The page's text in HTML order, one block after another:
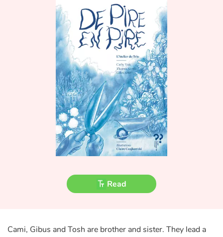
Tales and classics in french
Fable, myth, literature and poetry
Princesses and princes, kings, queens and dragons
Heroines and Heroes Read
Cami, Gibus and Tosh are brother and sister. They lead a